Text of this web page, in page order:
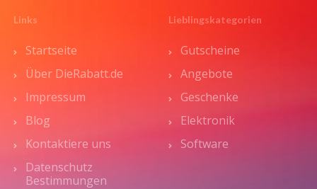
Links
Startseite
Über DieRabatt.de
Impressum
Blog
Kontaktiere uns
Datenschutz
Bestimmungen
Lieblingskategorien
Gutscheine
Angebote
Geschenke
Elektronik
Software